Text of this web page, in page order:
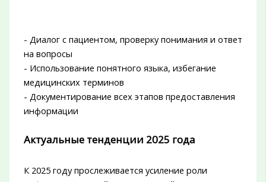
- Диалог с пациентом, проверку понимания и ответ
на вопросы
- Использование понятного языка, избегание
медицинских терминов
- Документирование всех этапов предоставления
информации
Актуальные тенденции 2025 года
К 2025 году прослеживается усиление роли